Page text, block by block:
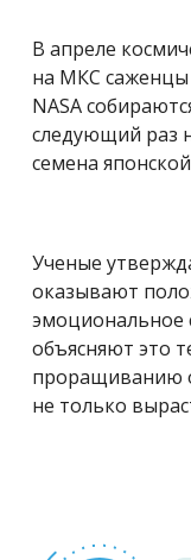
В апреле
на МКС саженцы
NASA
следующий раз
семена
Ученые
оказывают
эмоциональное
объясняют это
проращиванию
не только